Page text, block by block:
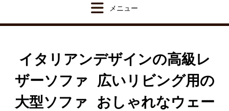
イタリアンデザインの高級レ
ザーソファ 広いリビング用の
大型ソファ おしゃれなウェー